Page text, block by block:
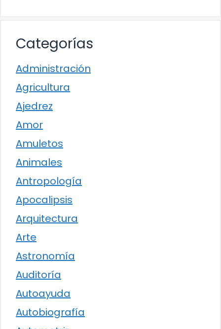
Categorías
Administración
Agricultura
Ajedrez
Amor
Amuletos
Animales
Antropología
Apocalipsis
Arquitectura
Arte
Astronomía
Auditoría
Autoayuda
Autobiografía